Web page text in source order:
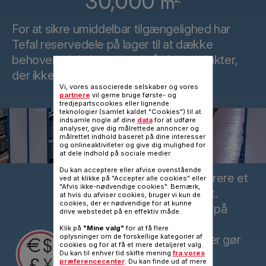
For at sikre umiddelbar tilgængelighed har
Tefal reservedele på lager til at dække
behovene i de kommende år for produkter,
der ikke længere fremstilles.
Det er ofte billigere at reparere et
produkt end at udskifte det.
Ved at arbejde med prisen på
reservedele og tilbyde
"nøglefærdige" reparationer gør
Tefal alt for at sikre, at
Vi, vores associerede selskaber og vores
partnere vil gerne bruge første- og
tredjepartscookies eller lignende
teknologier (samlet kaldet "Cookies") til at
indsamle nogle af dine datafor at udføre
analyser, give dig målrettede annoncer og
målrettet indhold baseret på dine interesser
og onlineaktiviteter og give dig mulighed for
at dele indhold på sociale medier.
Du kan acceptere eller afvise ovenstående
ved at klikke på "Accepter alle cookies" eller
"Afvis ikke-nødvendige cookies". Bemærk,
at hvis du afviser cookies, bruger vi kun de
cookies, der er nødvendige for at kunne
drive webstedet på en effektiv måde.
Klik på "Mine valg" for at få flere
oplysninger om de forskellige kategorier af
cookies og for at få et mere detaljeret valg.
Du kan til enhver tid skifte mening fra vores
præferencecenter. Du kan finde ud af mere